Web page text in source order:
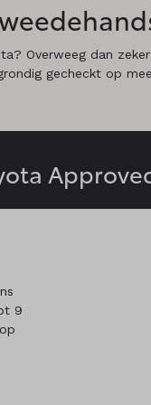
Overweeg dan
gecheckt op
9